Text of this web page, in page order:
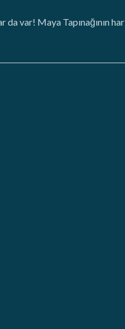
var! Maya Tapınağının